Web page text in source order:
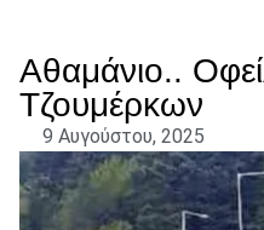
Αθαμάνιο..
Τζουμέρκων
9 Αυγούστου, 2025